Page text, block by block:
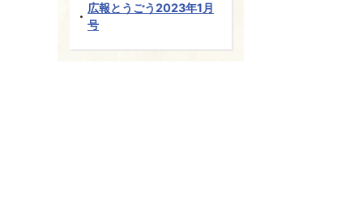
広報とうごう2023年1月
号